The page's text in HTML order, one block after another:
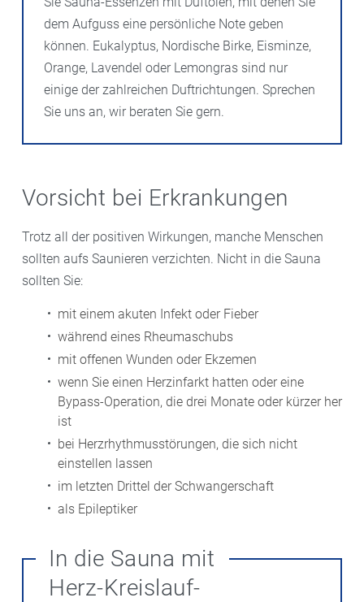
dem Aufguss eine persönliche Note geben
können. Eukalyptus, Nordische Birke, Eisminze,
Orange, Lavendel oder Lemongras sind nur
einige der zahlreichen Duftrichtungen. Sprechen
Sie uns an, wir beraten Sie gern.
Vorsicht bei Erkrankungen
Trotz all der positiven Wirkungen, manche Menschen
sollten aufs Saunieren verzichten. Nicht in die Sauna
sollten Sie:
mit einem akuten Infekt oder Fieber
während eines Rheumaschubs
mit offenen Wunden oder Ekzemen
wenn Sie einen Herzinfarkt hatten oder eine
Bypass-Operation, die drei Monate oder kürzer her
ist
bei Herzrhythmusstörungen, die sich nicht
einstellen lassen
im letzten Drittel der Schwangerschaft
als Epileptiker
In die Sauna mit
Herz-Kreislauf-